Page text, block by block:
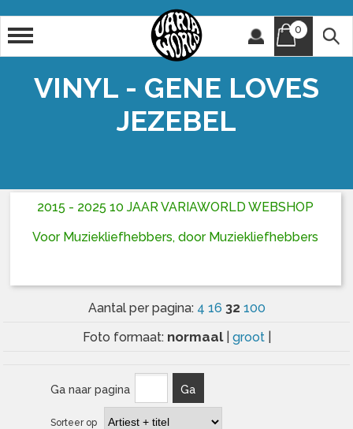
0
VINYL - GENE LOVES
JEZEBEL
2015 - 2025 10 JAAR VARIAWORLD WEBSHOP
Voor Muziekliefhebbers, door Muziekliefhebbers
Aantal per pagina: 4 16 32 100
Foto formaat: normaal groot
Ga naar pagina Ga
Sorteer op